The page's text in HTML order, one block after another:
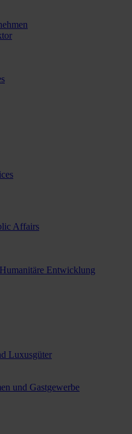
Affairs
Entwicklung
Luxusgüter
und Gastgewerbe